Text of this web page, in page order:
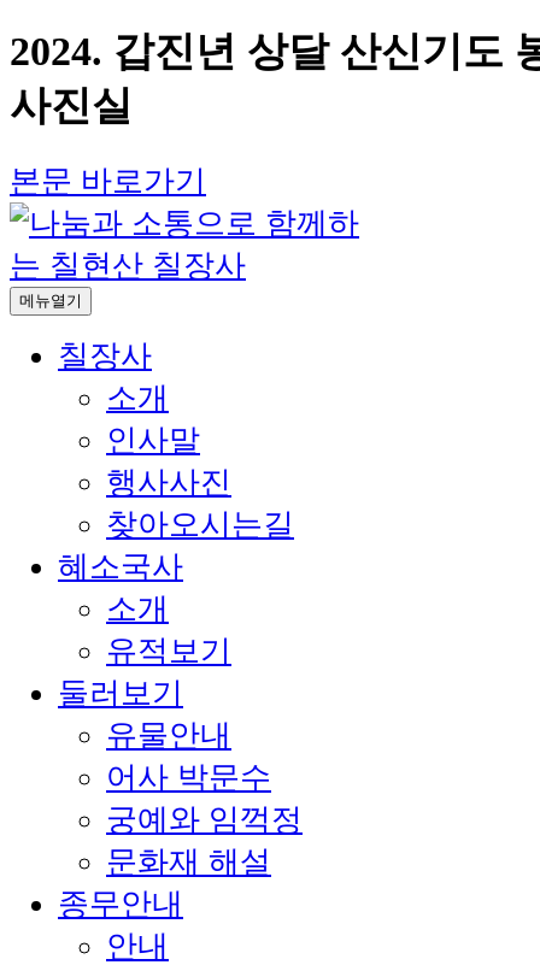
2024. 갑진년 상달 산신기도
사진실
본문 바로가기
메뉴열기
칠장사
소개
인사말
행사사진
찾아오시는길
혜소국사
소개
유적보기
둘러보기
유물안내
어사 박문수
궁예와 임꺽정
문화재 해설
종무안내
안내